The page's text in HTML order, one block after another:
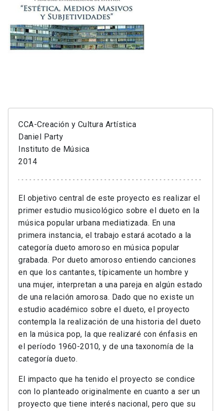
CCA-Creación y Cultura Artística
Daniel Party
Instituto de Música
2014
El objetivo central de este proyecto es realizar el
primer estudio musicológico sobre el dueto en la
música popular urbana mediatizada. En una
primera instancia, el trabajo estará acotado a la
categoría dueto amoroso en música popular
grabada. Por dueto amoroso entiendo canciones
en que los cantantes, típicamente un hombre y
una mujer, interpretan a una pareja en algún estado
de una relación amorosa. Dado que no existe un
estudio académico sobre el dueto, el proyecto
contempla la realización de una historia del dueto
en la música pop, la que realizaré con énfasis en
el período 1960-2010, y de una taxonomía de la
categoría dueto.
El impacto que ha tenido el proyecto se condice
con lo planteado originalmente en cuanto a ser un
proyecto que tiene interés nacional, pero que su